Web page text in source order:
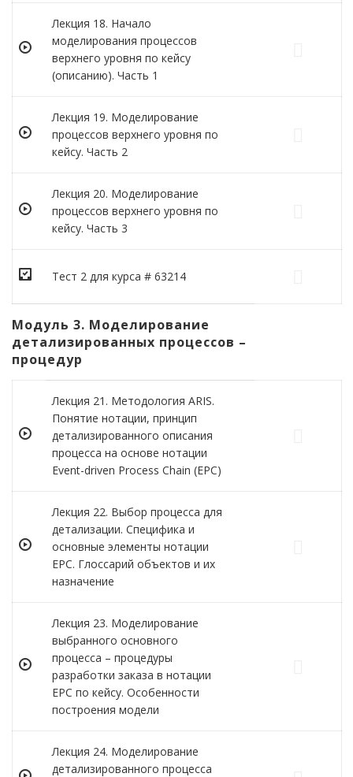
Лекция 18. Начало
моделирования процессов
верхнего уровня по кейсу
(описанию). Часть 1
Лекция 19. Моделирование
процессов верхнего уровня по
кейсу. Часть 2
Лекция 20. Моделирование
процессов верхнего уровня по
кейсу. Часть 3
Тест 2 для курса # 63214
Модуль 3. Моделирование
детализированных процессов –
процедур
Лекция 21. Методология ARIS.
Понятие нотации, принцип
детализированного описания
процесса на основе нотации
Event-driven Process Chain (EPC)
Лекция 22. Выбор процесса для
детализации. Специфика и
основные элементы нотации
ЕРС. Глоссарий объектов и их
назначение
Лекция 23. Моделирование
выбранного основного
процесса – процедуры
разработки заказа в нотации
ЕРС по кейсу. Особенности
построения модели
Лекция 24. Моделирование
детализированного процесса